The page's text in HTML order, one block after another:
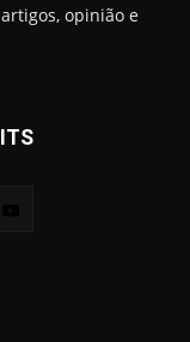
opinião e